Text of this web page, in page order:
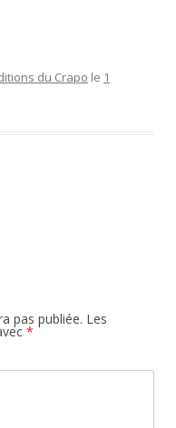
du Crapo le 1
pas publiée. Les
*